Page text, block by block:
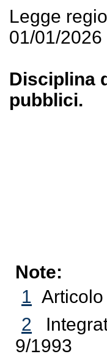
Legge
01/01/2026
Disciplina
pubblici.
Note:
1
2
9/1993